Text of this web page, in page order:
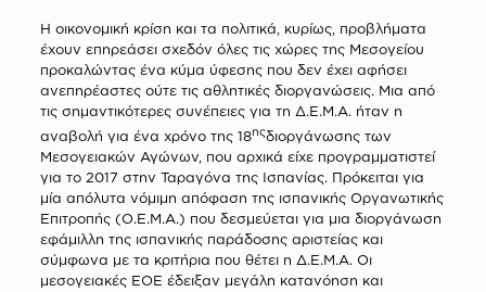
Η οικονομική κρίση και τα πολιτικά, κυρίως, προβλήματα
έχουν επηρεάσει σχεδόν όλες τις χώρες της Μεσογείου
προκαλώντας ένα κύμα ύφεσης που δεν έχει αφήσει
ανεπηρέαστες ούτε τις αθλητικές διοργανώσεις. Μια από
τις σημαντικότερες συνέπειες για τη Δ.Ε.Μ.Α. ήταν η
αναβολή για ένα χρόνο της 18ηςδιοργάνωσης των
Μεσογειακών Αγώνων, που αρχικά είχε προγραμματιστεί
για το 2017 στην Ταραγόνα της Ισπανίας. Πρόκειται για
μία απόλυτα νόμιμη απόφαση της ισπανικής Οργανωτικής
Επιτροπής (Ο.Ε.Μ.Α.) που δεσμεύεται για μια διοργάνωση
εφάμιλλη της ισπανικής παράδοσης αριστείας και
σύμφωνα με τα κριτήρια που θέτει η Δ.Ε.Μ.Α. Οι
μεσογειακές ΕΟΕ έδειξαν μεγάλη κατανόηση και